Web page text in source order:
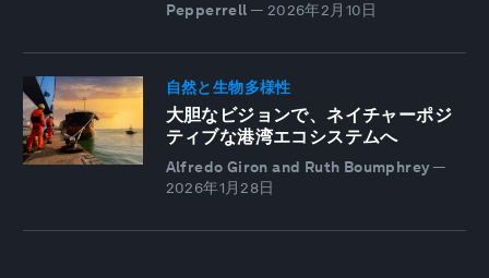
Pepperrell — 2026年2月10日
自然と生物多様性
大胆なビジョンで、ネイチャーポジ
ティブな港湾エコシステムへ
Alfredo Giron and Ruth Boumphrey—
2026年1月28日